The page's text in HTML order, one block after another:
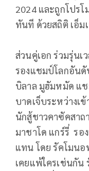
2024 และถูกโปร
ทันที ด้วยสถิติ เอ็ม
ส่วนคู่เอก ร่วมรุ่นเ
รองแชมป์โลกอัน
บิลาล มูฮัมหมัด แ
บาดเจ็บระหว่างเ
นักสู้ชาวคาซัคสาถ
มาชาโด แกร์รี่ รอ
แทน โดย รัคโมนอ
เคยแพ้ใครเช่นกัน